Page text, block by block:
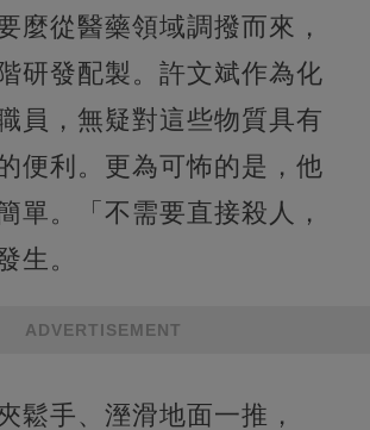
麼從醫藥領域調撥而來，
研發配製。許文斌作為化
員，無疑對這些物質具有
便利。更為可怖的是，他
單。「不需要直接殺人，
生。
ADVERTISEMENT
鬆手、溼滑地面一推，